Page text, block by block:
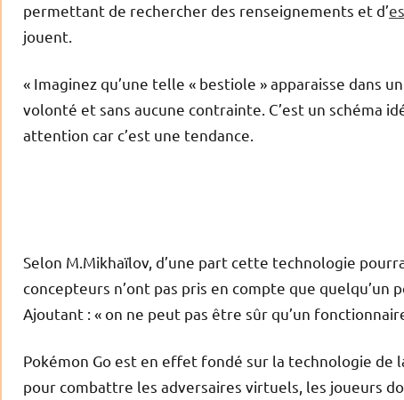
permettant de rechercher des renseignements et d’
jouent.
« Imaginez qu’une telle « bestiole » apparaisse dans
volonté et sans aucune contrainte. C’est un schéma
attention car c’est une tendance.
Selon M.Mikhaïlov, d’une part cette technologie
concepteurs n’ont pas pris en compte que quelqu’un
Ajoutant : « on ne peut pas être sûr qu’un
Pokémon Go est en effet fondé sur la technologie de
pour combattre les adversaires virtuels, les joueurs